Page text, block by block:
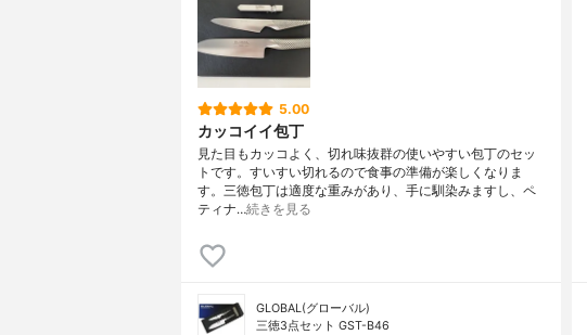
5.00
カッコイイ包丁
見た目もカッコよく、切れ味抜群の使いやすい包丁のセッ
トです。すいすい切れるので食事の準備が楽しくなりま
す。三徳包丁は適度な重みがあり、手に馴染みますし、ペ
ティナ…続きを見る
GLOBAL(グローバル)
三徳3点セット GST-B46